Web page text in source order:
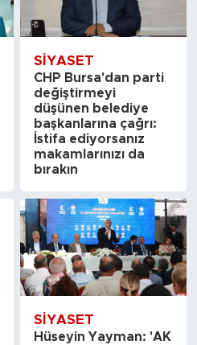
SİYASET
CHP Bursa'dan parti
değiştirmeyi
düşünen belediye
başkanlarına çağrı:
İstifa ediyorsanız
makamlarınızı da
bırakın
SİYASET
Hüseyin Yayman: 'AK